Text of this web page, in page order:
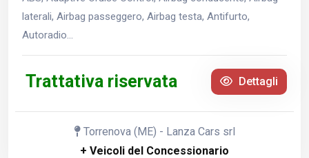
laterali, Airbag passeggero, Airbag testa, Antifurto,
Autoradio...
Trattativa riservata Dettagli
Torrenova (ME) - Lanza Cars srl
+ Veicoli del Concessionario